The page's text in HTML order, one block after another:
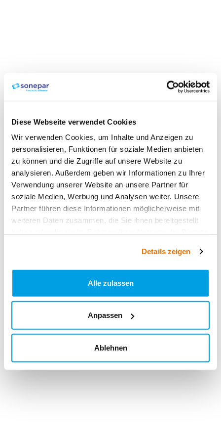
Diese Webseite verwendet Cookies
Wir verwenden Cookies, um Inhalte und Anzeigen zu
personalisieren, Funktionen für soziale Medien anbieten
zu können und die Zugriffe auf unsere Website zu
analysieren. Außerdem geben wir Informationen zu Ihrer
Verwendung unserer Website an unsere Partner für
soziale Medien, Werbung und Analysen weiter. Unsere
Partner führen diese Informationen möglicherweise mit
weiteren Daten zusammen, die Sie ihnen bereitgestellt
Details zeigen
Alle zulassen
Anpassen
Ablehnen